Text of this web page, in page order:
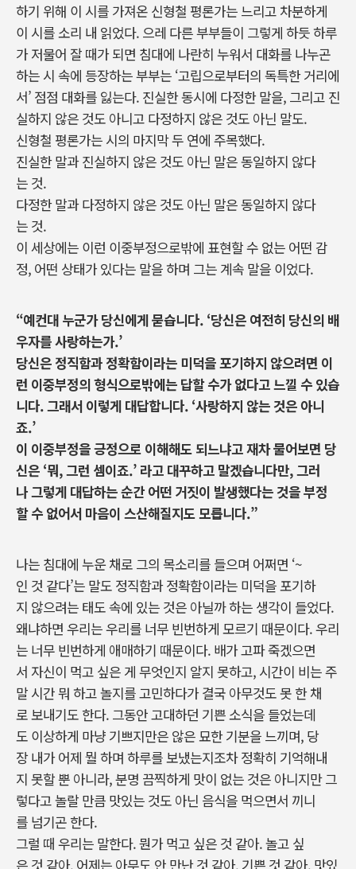
하기 위해 이 시를 가져온 신형철 평론가는 느리고 차분하게
이 시를 소리 내 읽었다. 으레 다른 부부들이 그렇게 하듯 하루
가 저물어 잘 때가 되면 침대에 나란히 누워서 대화를 나누곤
하는 시 속에 등장하는 부부는 ‘고립으로부터의 독특한 거리에
서’ 점점 대화를 잃는다. 진실한 동시에 다정한 말을, 그리고 진
실하지 않은 것도 아니고 다정하지 않은 것도 아닌 말도.
신형철 평론가는 시의 마지막 두 연에 주목했다.
진실한 말과 진실하지 않은 것도 아닌 말은 동일하지 않다
는 것.
다정한 말과 다정하지 않은 것도 아닌 말은 동일하지 않다
는 것.
이 세상에는 이런 이중부정으로밖에 표현할 수 없는 어떤 감
정, 어떤 상태가 있다는 말을 하며 그는 계속 말을 이었다.
“예컨대 누군가 당신에게 묻습니다. ‘당신은 여전히 당신의 배
우자를 사랑하는가.’
당신은 정직함과 정확함이라는 미덕을 포기하지 않으려면 이
런 이중부정의 형식으로밖에는 답할 수가 없다고 느낄 수 있습
니다. 그래서 이렇게 대답합니다. ‘사랑하지 않는 것은 아니
죠.’
이 이중부정을 긍정으로 이해해도 되느냐고 재차 물어보면 당
신은 ‘뭐, 그런 셈이죠.’ 라고 대꾸하고 말겠습니다만, 그러
나 그렇게 대답하는 순간 어떤 거짓이 발생했다는 것을 부정
할 수 없어서 마음이 스산해질지도 모릅니다.”
나는 침대에 누운 채로 그의 목소리를 들으며 어쩌면 ‘~
인 것 같다’는 말도 정직함과 정확함이라는 미덕을 포기하
지 않으려는 태도 속에 있는 것은 아닐까 하는 생각이 들었다.
왜냐하면 우리는 우리를 너무 빈번하게 모르기 때문이다. 우리
는 너무 빈번하게 애매하기 때문이다. 배가 고파 죽겠으면
서 자신이 먹고 싶은 게 무엇인지 알지 못하고, 시간이 비는 주
말 시간 뭐 하고 놀지를 고민하다가 결국 아무것도 못 한 채
로 보내기도 한다. 그동안 고대하던 기쁜 소식을 들었는데
도 이상하게 마냥 기쁘지만은 않은 묘한 기분을 느끼며, 당
장 내가 어제 뭘 하며 하루를 보냈는지조차 정확히 기억해내
지 못할 뿐 아니라, 분명 끔찍하게 맛이 없는 것은 아니지만 그
렇다고 놀랄 만큼 맛있는 것도 아닌 음식을 먹으면서 끼니
를 넘기곤 한다.
그럴 때 우리는 말한다. 뭔가 먹고 싶은 것 같아. 놀고 싶
은 것 같아. 어제는 아무도 안 만난 것 같아. 기쁜 것 같아. 맛있